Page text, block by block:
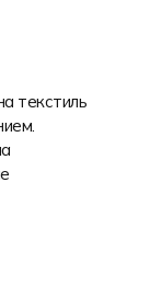
текстиль